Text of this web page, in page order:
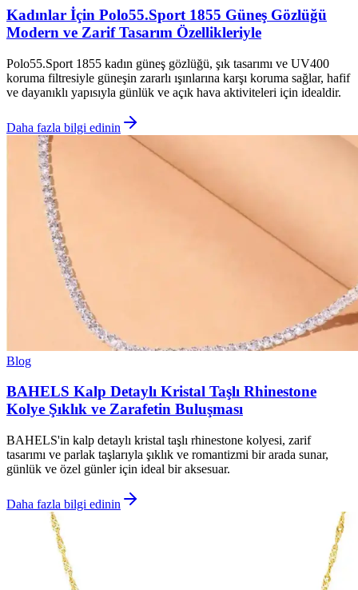
Kadınlar İçin Polo55.Sport 1855 Güneş Gözlüğü
Modern ve Zarif Tasarım Özellikleriyle
Polo55.Sport 1855 kadın güneş gözlüğü, şık tasarımı ve UV400
koruma filtresiyle güneşin zararlı ışınlarına karşı koruma sağlar, hafif
ve dayanıklı yapısıyla günlük ve açık hava aktiviteleri için idealdir.
Daha fazla bilgi edinin
Blog
BAHELS Kalp Detaylı Kristal Taşlı Rhinestone
Kolye Şıklık ve Zarafetin Buluşması
BAHELS'in kalp detaylı kristal taşlı rhinestone kolyesi, zarif
tasarımı ve parlak taşlarıyla şıklık ve romantizmi bir arada sunar,
günlük ve özel günler için ideal bir aksesuar.
Daha fazla bilgi edinin